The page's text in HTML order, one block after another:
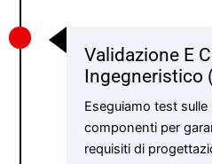
Validazione E
Ingegneristico
Eseguiamo test
componenti per
requisiti di